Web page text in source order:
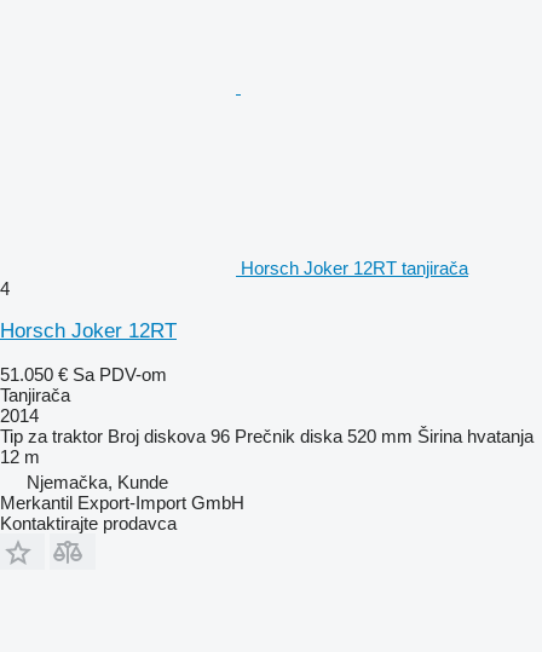
Horsch Joker 12RT tanjirača
4
Horsch Joker 12RT
51.050 € Sa PDV-om
Tanjirača
2014
Tip za traktor Broj diskova 96 Prečnik diska 520 mm Širina hvatanja
12 m
Njemačka, Kunde
Merkantil Export-Import GmbH
Kontaktirajte prodavca